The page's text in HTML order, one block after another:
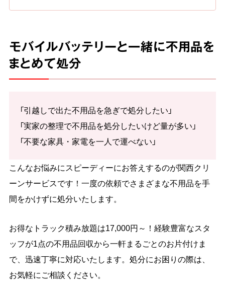
モバイルバッテリーと一緒に不用品を
まとめて処分
「引越しで出た不用品を急ぎで処分したい」
「実家の整理で不用品を処分したいけど量が多い」
「不要な家具・家電を一人で運べない」
こんなお悩みにスピーディーにお答えするのが関西クリ
ーンサービスです！一度の依頼でさまざまな不用品を手
間をかけずに処分いたします。
お得なトラック積み放題は17,000円～！経験豊富なスタ
ッフが1点の不用品回収から一軒まるごとのお片付けま
で、迅速丁寧に対応いたします。処分にお困りの際は、
お気軽にご相談ください。